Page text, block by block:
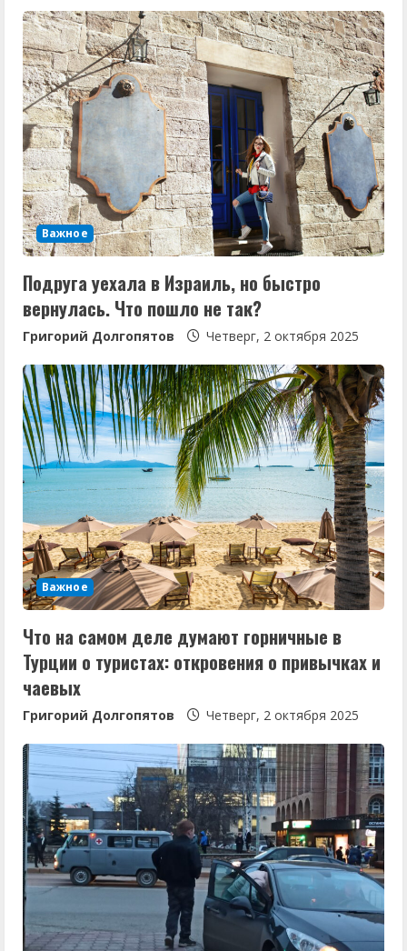
т
ь
ч
т
е
н
и
е
Важное
Подруга уехала в Израиль, но быстро
вернулась. Что пошло не так?
Григорий Долгопятов Четверг, 2 октября 2025
Важное
Что на самом деле думают горничные в
Турции о туристах: откровения о привычках и
чаевых
Григорий Долгопятов Четверг, 2 октября 2025